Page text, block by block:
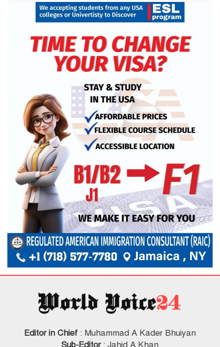
Editor in Chief : Muhammad A Kader Bhuiyan
Sub-Editor: Jahid A Khan